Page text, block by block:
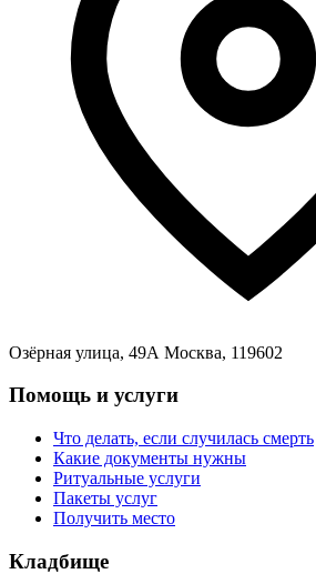
Озёрная улица, 49А Москва, 119602
Помощь и услуги
Что делать, если случилась смерть
Какие документы нужны
Ритуальные услуги
Пакеты услуг
Получить место
Кладбище